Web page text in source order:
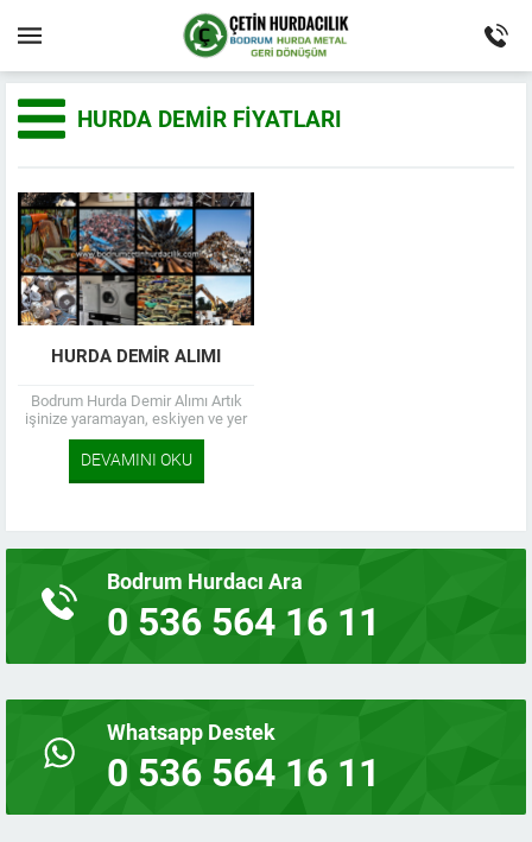
HURDA DEMIR FIYATLARI
HURDA DEMIR ALIMI
Bodrum Hurda Demir Alımı Artık
işinize yaramayan, eskiyen ve yer
işgal eden, ayrıca çevreye zaran
veren her çeşit demir hurdasını...
DEVAMINI OKU
Bodrum Hurdacı Ara
0 536 564 16 11
Whatsapp Destek
0 536 564 16 11